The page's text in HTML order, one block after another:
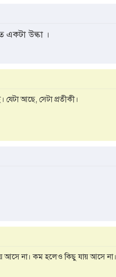
একটা উল্কা ।
আছে, সেটা প্রতীকী।
আসে না। কম হলেও কিছু যায় আসে না।